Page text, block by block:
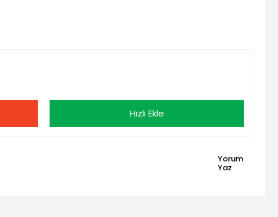
Hızlı Ekle
Yorum
Yaz